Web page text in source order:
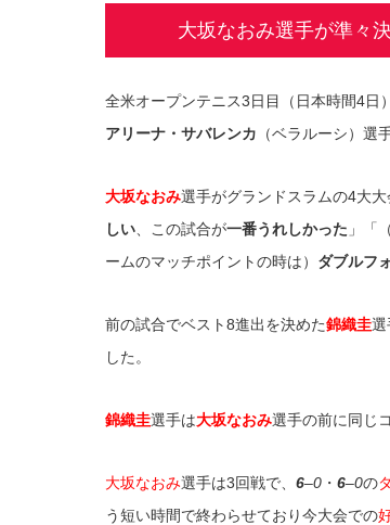
大坂なおみ選手が準々
全米オープンテニス3日目（日本時間4日
アリーナ・サバレンカ （ベラルーシ）選
大坂なおみ選手がグランドスラムの4大大
しい 、この試合が一番うれしかった 」「
ームのマッチポイントの時は） ダブルフ
前の試合でベスト8進出を決めた錦織圭選
した。
錦織圭選手は大坂なおみ選手の前に同じ
大坂なおみ選手は3回戦で、 6–0 ・ 6–0の
う短い時間で終わらせており今大会での